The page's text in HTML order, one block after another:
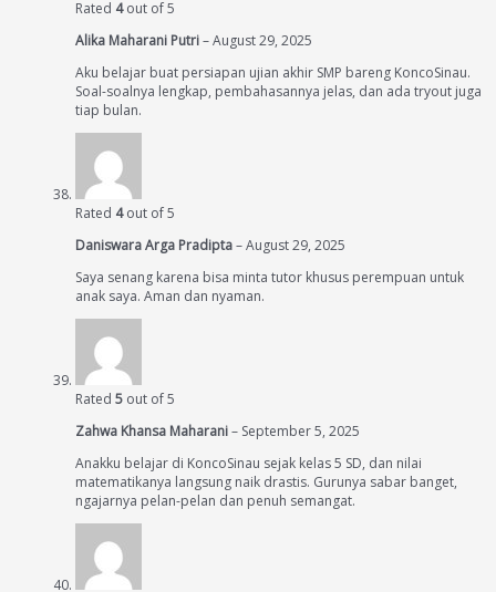
Rated 4out of 5
Alika Maharani Putri–August 29, 2025
Aku belajar buat persiapan ujian akhir SMP bareng KoncoSinau.
Soal-soalnya lengkap, pembahasannya jelas, dan ada tryout juga
tiap bulan.
Rated 4out of 5
Daniswara Arga Pradipta–August 29, 2025
Saya senang karena bisa minta tutor khusus perempuan untuk
anak saya. Aman dan nyaman.
Rated 5 out of 5
Zahwa Khansa Maharani– September 5, 2025
Anakku belajar di KoncoSinau sejak kelas 5 SD, dan nilai
matematikanya langsung naik drastis. Gurunya sabar banget,
ngajarnya pelan-pelan dan penuh semangat.